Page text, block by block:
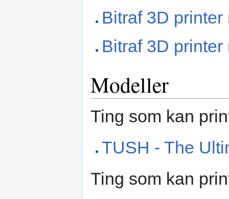
Bitraf 3D
Bitraf 3D
Modeller
Ting som kan
TUSH - The
Ting som kan